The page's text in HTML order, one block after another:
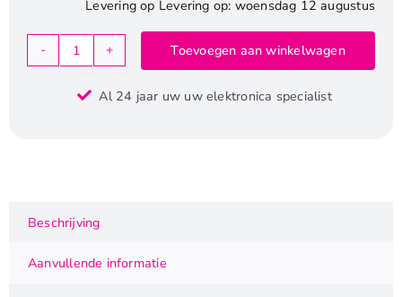
Levering op Levering op: woensdag 12 augustus
ACT
|
3
Toevoegen aan winkelwagen
Al 24 jaar uw uw elektronica specialist
Beschrijving
Aanvullende informatie